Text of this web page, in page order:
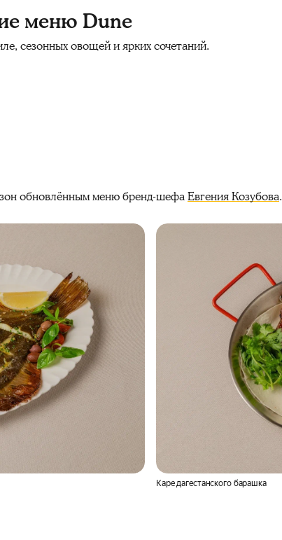
меню Dune
сезонных овощей и ярких сочетаний.
обновлённым меню бренд-шефаЕвгения Козубова.
Каре дагестанского барашка